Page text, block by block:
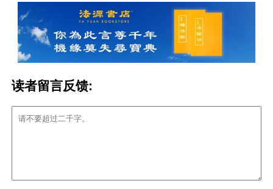
读者留言反馈: